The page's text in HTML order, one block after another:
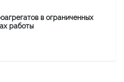
в ограниченных
работы